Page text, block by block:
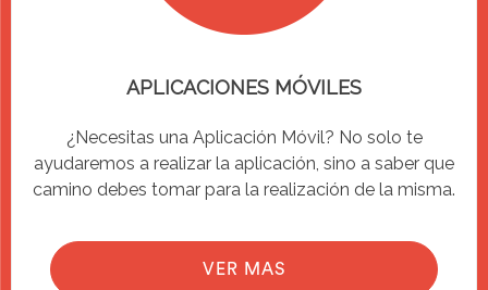
APLICACIONES MÓVILES
¿Necesitas una Aplicación Móvil? No solo te
ayudaremos a realizar la aplicación, sino a saber que
camino debes tomar para la realización de la misma.
VER MAS